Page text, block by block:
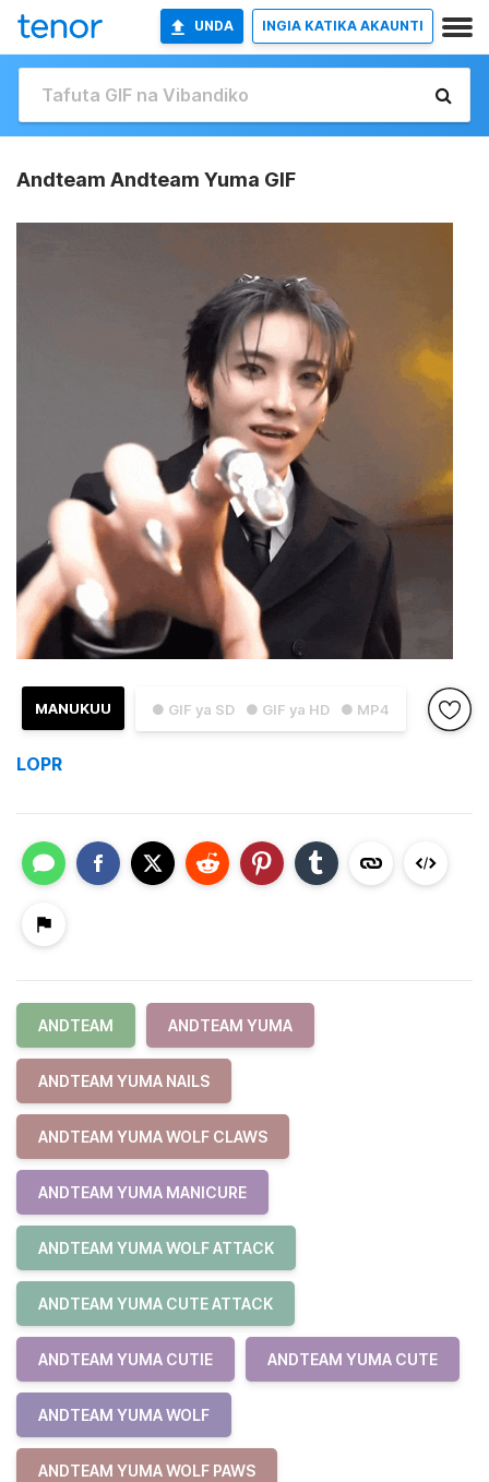
UNDA INGIA KATIKA AKAUNTI
Andteam Andteam Yuma GIF
● GIF ya SD ● GIF ya HD ● MP4
MANUKUU
LOPR
ANDTEAM ANDTEAM YUMA
ANDTEAM YUMA NAILS
ANDTEAM YUMA WOLF CLAWS
ANDTEAM YUMA MANICURE
ANDTEAM YUMA WOLF ATTACK
ANDTEAM YUMA CUTE ATTACK
ANDTEAM YUMA CUTIE ANDTEAM YUMA CUTE
ANDTEAM YUMA WOLF
ANDTEAM YUMA WOLF PAWS